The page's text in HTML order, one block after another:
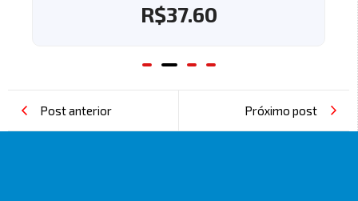
R$37.60
Post anterior Próximo post